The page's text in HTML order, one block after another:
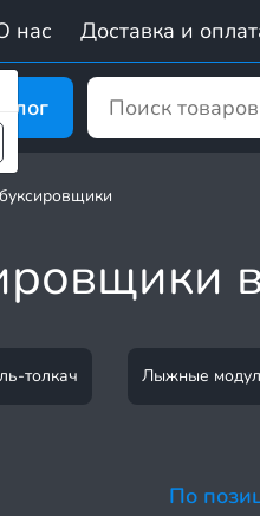
нас Доставка и
толкач Лыжные
По